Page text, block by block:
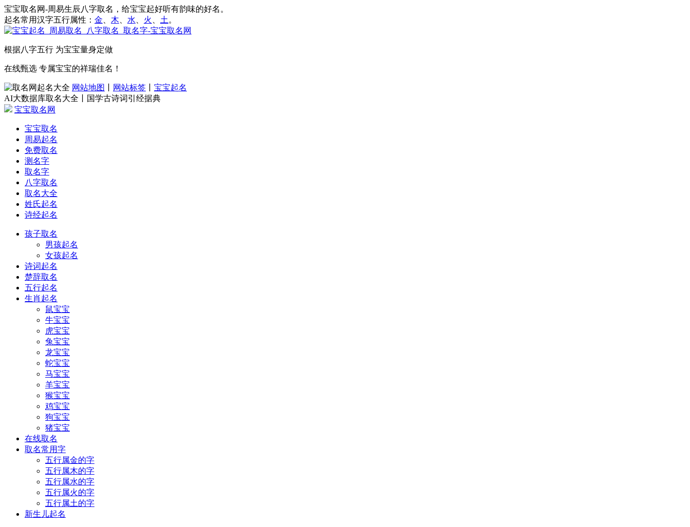
宝宝取名网-周易生辰八字取名，给宝宝起好听有韵味的好名。
起名常用汉字五行属性： 金 木 水 火 土 。
根据八字五行 为宝宝量身定做
在线甄选 专属宝宝的祥瑞佳名！
网站地图 网站标签
宝宝起名
AI大数据库取名大全丨国学古诗词引经据典
宝宝取名网
宝宝取名
周易起名
免费取名
测名字
取名字
八字取名
取名大全
姓氏起名
诗经起名
孩子取名
男孩起名
女孩起名
诗词起名
楚辞取名
五行起名
生肖起名
鼠宝宝
牛宝宝
虎宝宝
兔宝宝
龙宝宝
蛇宝宝
马宝宝
羊宝宝
猴宝宝
鸡宝宝
狗宝宝
猪宝宝
在线取名
取名常用字
五行属金的字
五行属木的字
五行属水的字
五行属火的字
五行属土的字
新生儿起名